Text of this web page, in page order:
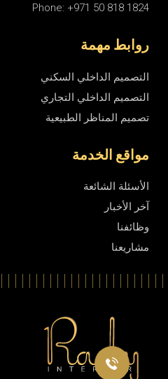
Phone: +971 50 818 1824
روابط مهمة
التصميم الداخلي السكني
التصميم الداخلي التجاري
تصميم المناظر الطبيعية
مواقع الخدمة
الأسئلة الشائعة
آخر الأخبار
وظائفنا
مشاريعنا